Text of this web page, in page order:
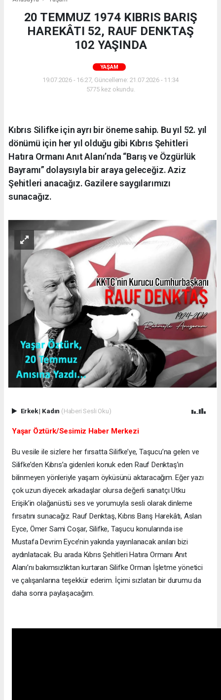
20 TEMMUZ 1974 KIBRIS BARIŞ
HAREKÂTI 52, RAUF DENKTAŞ
102 YAŞINDA
YAŞAM
19.07.2026 - 16:27, Güncelleme: 21.07.2026 - 11:34
5775 kez okundu.
Kıbrıs Silifke için ayrı bir öneme sahip. Bu yıl 52. yıl
dönümü için her yıl olduğu gibi Kıbrıs Şehitleri
Hatıra Ormanı Anıt Alanı’nda “Barış ve Özgürlük
Bayramı” dolaysıyla bir araya geleceğiz. Aziz
Şehitleri anacağız. Gazilere saygılarımızı
sunacağız.
Erkek| Kadın (Haberi Sesli Oku)
Yaşar Öztürk/Sesimiz Haber Merkezi
Bu vesile ile sizlere her fırsatta Silifke’ye, Taşucu’na gelen ve
Silifke’den Kıbrıs’a gidenleri konuk eden Rauf Denktaş’ın
bilinmeyen yönleriyle yaşam öyküsünü aktaracağım. Eğer yazı
çok uzun diyecek arkadaşlar olursa değerli sanatçı Utku
Erişik’in olağanüstü ses ve yorumuyla sesli olarak dinleme
fırsatını sunacağız. Rauf Denktaş, Kıbrıs Barış Harekâtı, Aslan
Eyce, Ömer Sami Coşar, Silifke, Taşucu konularında ise
Mustafa Devrim Eyce’nin yakında yayınlanacak anıları bizi
aydınlatacak. Bu arada Kıbrıs Şehitleri Hatıra Ormanı Anıt
Alanı’nı bakımsızlıktan kurtaran Silifke Orman İşletme yönetici
ve çalışanlarına teşekkür ederim. İçimi sızlatan bir durumu da
daha sonra paylaşacağım.